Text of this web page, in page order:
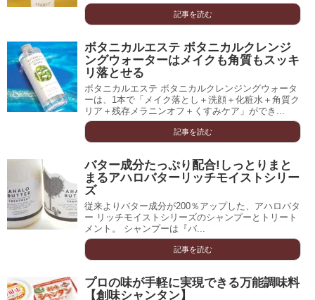
記事を読む
ボタニカルエステ ボタニカルクレンジ
ングウォーターはメイクも角質もスッキ
リ落とせる
ボタニカルエステ ボタニカルクレンジングウォータ
ーは、1本で「メイク落とし＋洗顔＋化粧水＋角質ク
リア＋残存メラニンオフ＋くすみケア」ができ...
記事を読む
バター成分たっぷり配合!しっとりまと
まるアハロバターリッチモイストシリー
ズ
従来よりバター成分が200％アップした、アハロバタ
ー リッチモイストシリーズのシャンプーとトリート
メント。 シャンプーは『バ...
記事を読む
プロの味が手軽に実現できる万能調味料
【創味シャンタン】